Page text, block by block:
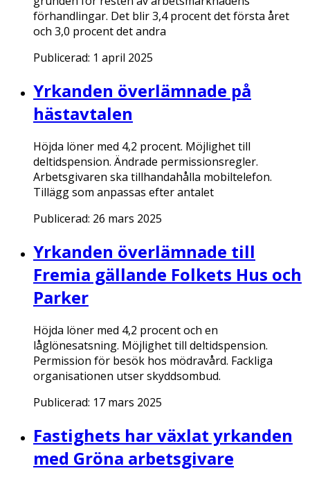
förhandlingar. Det blir 3,4 procent det första året
och 3,0 procent det andra
Publicerad: 1 april 2025
Yrkanden överlämnade på
hästavtalen
Höjda löner med 4,2 procent. Möjlighet till
deltidspension. Ändrade permissionsregler.
Arbetsgivaren ska tillhandahålla mobiltelefon.
Tillägg som anpassas efter antalet
Publicerad: 26 mars 2025
Yrkanden överlämnade till
Fremia gällande Folkets Hus och
Parker
Höjda löner med 4,2 procent och en
låglönesatsning. Möjlighet till deltidspension.
Permission för besök hos mödravård. Fackliga
organisationen utser skyddsombud.
Publicerad: 17 mars 2025
Fastighets har växlat yrkanden
med Gröna arbetsgivare